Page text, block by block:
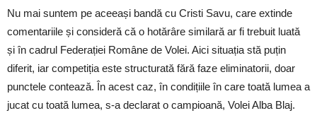
Nu mai suntem pe aceeași bandă cu Cristi Savu, care extinde
comentariile și consideră că o hotărâre similară ar fi trebuit luată
și în cadrul Federației Române de Volei. Aici situația stă puțin
diferit, iar competiția este structurată fără faze eliminatorii, doar
punctele contează. În acest caz, în condițiile în care toată lumea a
jucat cu toată lumea, s-a declarat o campioană, Volei Alba Blaj.